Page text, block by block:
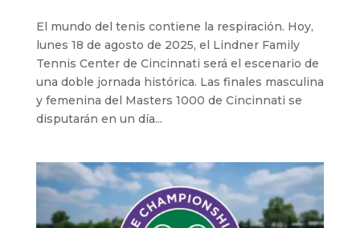
El mundo del tenis contiene la respiración. Hoy,
lunes 18 de agosto de 2025, el Lindner Family
Tennis Center de Cincinnati será el escenario de
una doble jornada histórica. Las finales masculina
y femenina del Masters 1000 de Cincinnati se
disputarán en un día...